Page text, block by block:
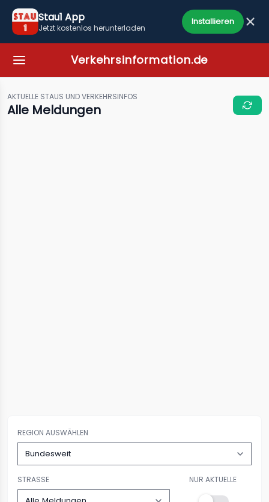
Stau1 App
Jetzt kostenlos herunterladen
Installieren
Verkehrsinformation.de
AKTUELLE STAUS UND VERKEHRSINFOS
Alle Meldungen
REGION AUSWÄHLEN
STRASSE NUR AKTUELLE